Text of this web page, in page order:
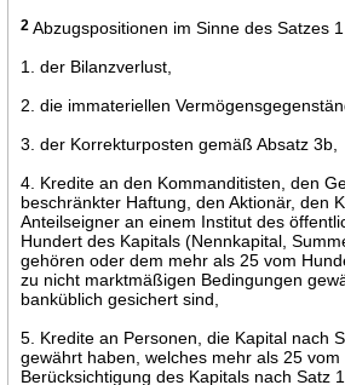
2 Abzugspositionen im Sinne des Satzes
1. der Bilanzverlust,
2. die immateriellen
3. der Korrekturposten gemäß Absatz 3b,
4. Kredite an den Kommanditisten, den
beschränkter Haftung, den Aktionär, den
Anteilseigner an einem Institut des
Hundert des Kapitals (Nennkapital,
gehören oder dem mehr als 25 vom
zu nicht marktmäßigen Bedingungen
banküblich gesichert sind,
5. Kredite an Personen, die Kapital nach
gewährt haben, welches mehr als 25
Berücksichtigung des Kapitals nach Satz